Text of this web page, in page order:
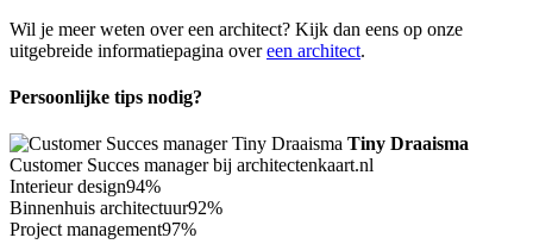
Wil je meer weten over een architect? Kijk dan eens op onze
uitgebreide informatiepagina overeen architect.
Persoonlijke tips nodig?
Tiny Draaisma
Customer Succes manager bij architectenkaart.nl
Interieur design94%
Binnenhuis architectuur92%
Project management97%